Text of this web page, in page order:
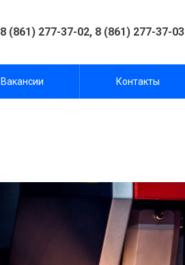
8 (861) 277-37-02, 8 (861) 277-37-03
Вакансии Контакты